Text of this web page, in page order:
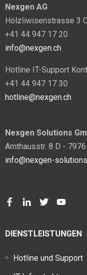
Nexgen AG
Hölzliwisenstrasse 3
+41 44 947 17 20
info@nexgen.ch
Hotline IT-Support
+41 44 947 17 30
hotline@nexgen.ch
Nexgen Solutions
Amthausstr. 8 D -
info@nexgen-
DIENSTLEISTUNGEN
Hotline und Support